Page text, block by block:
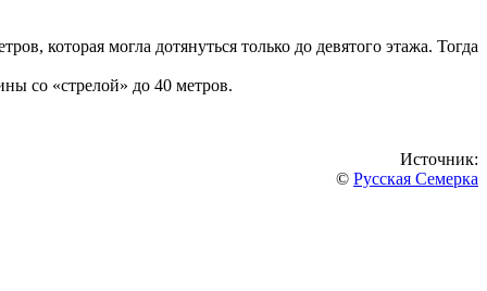
которая могла дотянуться только до девятого этажа. Тогда
со «стрелой» до 40 метров.
Источник:
© Русская Семерка